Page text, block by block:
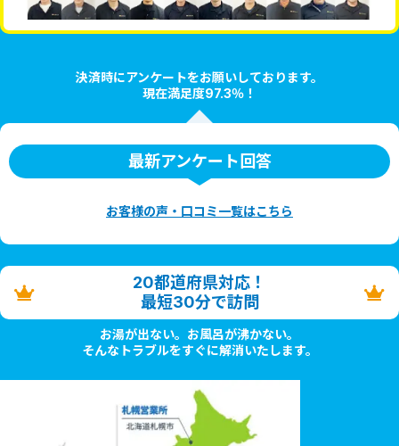
決済時にアンケートをお願いしております。
現在満足度97.3％！
最新アンケート回答
お客様の声・口コミ一覧はこちら
20都道府県対応！
最短30分で訪問
お湯が出ない。お風呂が沸かない。
そんなトラブルをすぐに解消いたします。